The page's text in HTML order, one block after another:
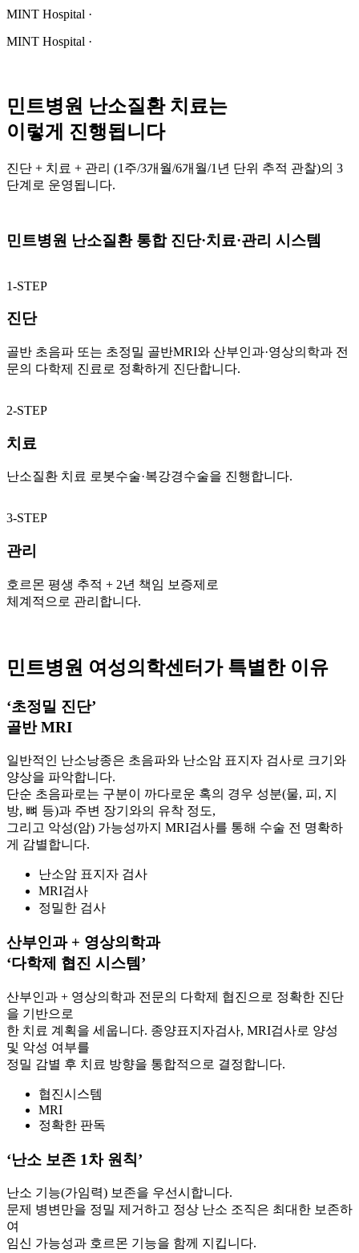
MINT Hospital ·
MINT Hospital ·
민트병원 난소질환 치료는
이렇게 진행됩니다
진단 + 치료 + 관리 (1주/3개월/6개월/1년 단위 추적 관찰)의 3
단계로 운영됩니다.
민트병원 난소질환 통합 진단·치료·관리 시스템
1-STEP
진단
골반 초음파 또는 초정밀 골반MRI와 산부인과·영상의학과 전
문의 다학제 진료로 정확하게 진단합니다.
2-STEP
치료
난소질환 치료 로봇수술·복강경수술을 진행합니다.
3-STEP
관리
호르몬 평생 추적 + 2년 책임 보증제로
체계적으로 관리합니다.
민트병원 여성의학센터가 특별한 이유
‘초정밀 진단’
골반 MRI
일반적인 난소낭종은 초음파와 난소암 표지자 검사로 크기와
양상을 파악합니다.
단순 초음파로는 구분이 까다로운 혹의 경우 성분(물, 피, 지
방, 뼈 등)과 주변 장기와의 유착 정도,
그리고 악성(암) 가능성까지 MRI검사를 통해 수술 전 명확하
게 감별합니다.
난소암 표지자 검사
MRI검사
정밀한 검사
산부인과 + 영상의학과
‘다학제 협진 시스템’
산부인과 + 영상의학과 전문의 다학제 협진으로 정확한 진단
을 기반으로
한 치료 계획을 세웁니다. 종양표지자검사, MRI검사로 양성
및 악성 여부를
정밀 감별 후 치료 방향을 통합적으로 결정합니다.
협진시스템
MRI
정확한 판독
‘난소 보존 1차 원칙’
난소 기능(가임력) 보존을 우선시합니다.
문제 병변만을 정밀 제거하고 정상 난소 조직은 최대한 보존하
여
임신 가능성과 호르몬 기능을 함께 지킵니다.